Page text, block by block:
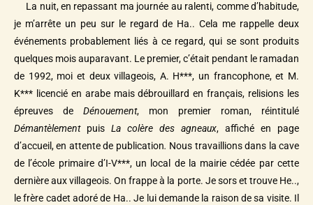
La nuit, en repassant ma journée au ralenti, comme d’habitude,
je m’arrête un peu sur le regard de Ha.. Cela me rappelle deux
événements probablement liés à ce regard, qui se sont produits
quelques mois auparavant. Le premier, c’était pendant le ramadan
de 1992, moi et deux villageois, A. H***, un francophone, et M.
K*** licencié en arabe mais débrouillard en français, relisions les
épreuves de Dénouement, mon premier roman, réintitulé
Démantèlementpuis La colère des agneaux, affiché en page
d’accueil, en attente de publication. Nous travaillions dans la cave
de l’école primaire d’I-V***, un local de la mairie cédée par cette
dernière aux villageois. On frappe à la porte. Je sors et trouve He..,
le frère cadet adoré de Ha.. Je lui demande la raison de sa visite. Il